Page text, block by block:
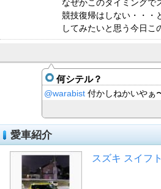
なぜかこのタイミングで
競技復帰はしない・・・
してみたいと思う今日こ
何シテル？
@warabist付かしねかいやぁ
愛車紹介
スズキ スイフ